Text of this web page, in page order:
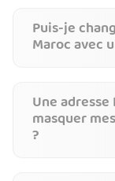
Puis-je
Maroc avec
Une
masquer
?